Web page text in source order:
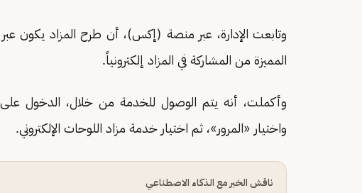
وتابعت الإدارة، عبر منصة (إكس)، أن طرح المزاد يكون
المميزة من المشاركة في المزاد إلكترونياً.
وأكملت، أنه يتم الوصول للخدمة من خلال، الدخول
واختيار «المرور»، ثم اختيار خدمة مزاد اللوحات الإلكتروني.
ناقش الخبر مع الذكاء الاصطناعي